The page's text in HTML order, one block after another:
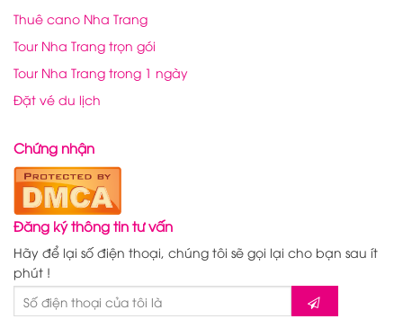
Thuê cano Nha Trang
Tour Nha Trang trọn gói
Tour Nha Trang trong 1 ngày
Đặt vé du lịch
Chứng nhận
Đăng ký thông tin tư vấn
Hãy để lại số điện thoại, chúng tôi sẽ gọi lại cho bạn sau ít
phút !